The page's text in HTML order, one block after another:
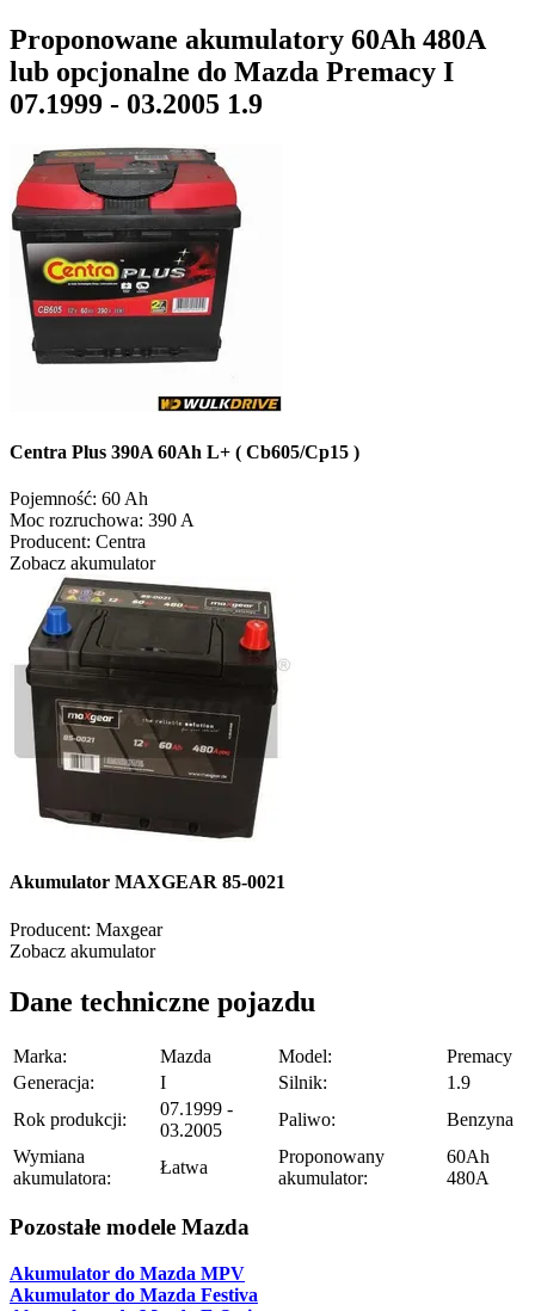
Proponowane akumulatory 60Ah 480A
lub opcjonalne do Mazda Premacy I
07.1999 - 03.2005 1.9
Centra Plus 390A 60Ah L+ ( Cb605/Cp15 )
Pojemność: 60 Ah
Moc rozruchowa: 390 A
Producent: Centra
Zobacz akumulator
Akumulator MAXGEAR 85-0021
Producent: Maxgear
Zobacz akumulator
Dane techniczne pojazdu
Marka: Mazda Model:
Premacy
Generacja:
I Silnik:
1.9
Rok produkcji:
07.1999 -
03.2005
Paliwo:
Benzyna
Wymiana
akumulatora:
Łatwa
Proponowany
akumulator:
60Ah
480A
Pozostałe modele Mazda
Akumulator do Mazda MPV
Akumulator do Mazda Festiva